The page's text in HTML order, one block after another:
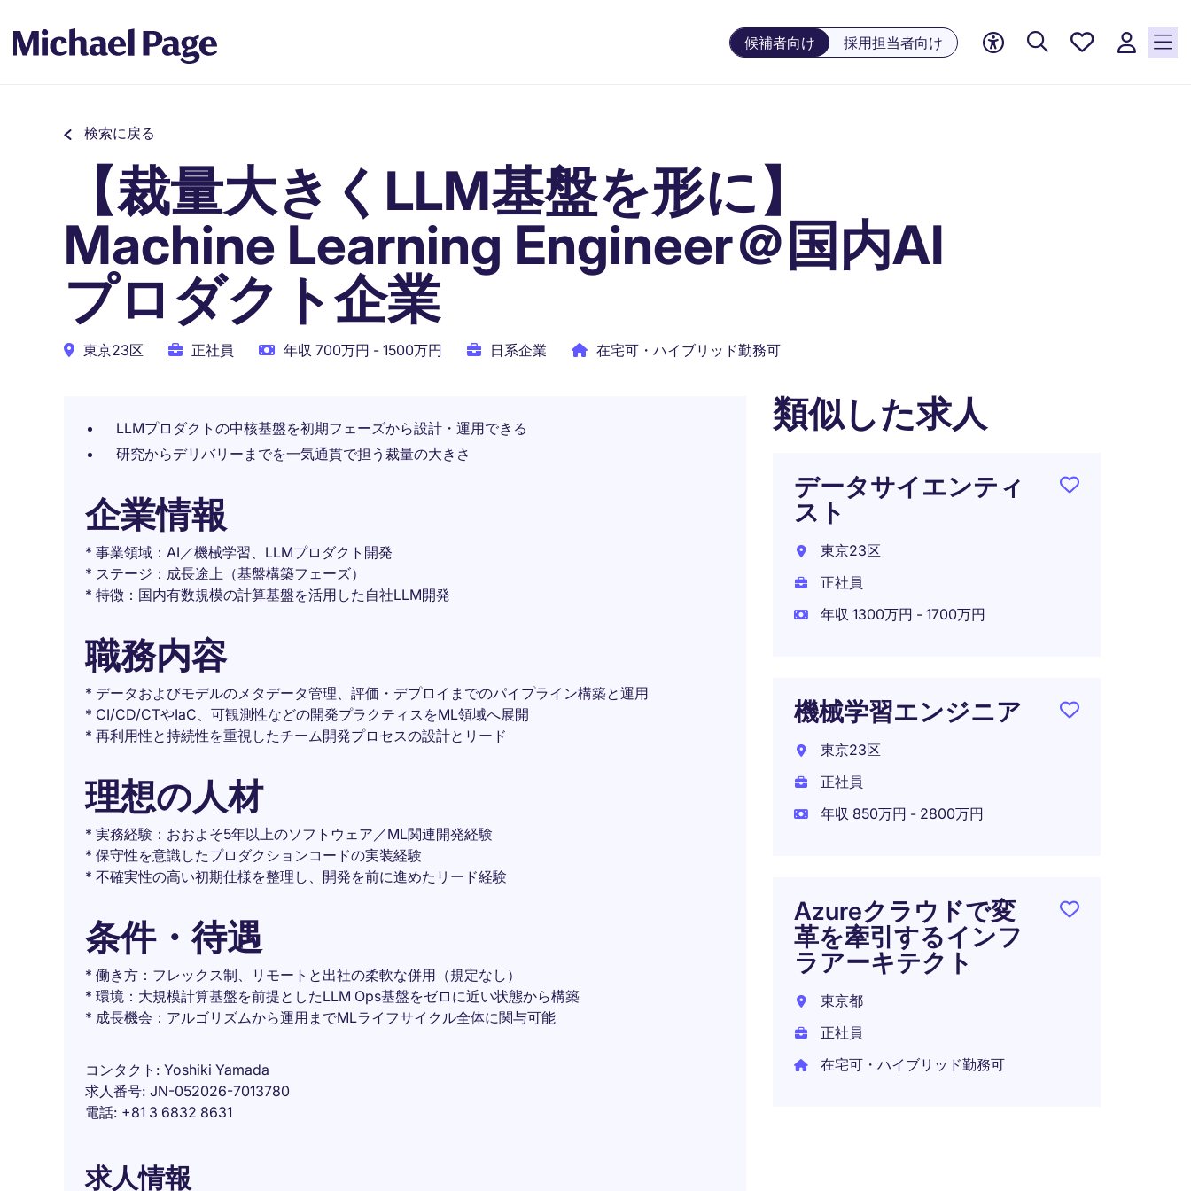
候補者向け 採用担当者向け
お気に
検索に戻る
【裁量大きくLLM基盤を形に】
Machine Learning Engineer＠国内AI
プロダクト企業
東京23区 正社員 年収 700万円 - 1500万円 日系企業 在宅可・ハイブリッド勤務可
LLMプロダクトの中核基盤を初期フェーズから設計・運用できる
研究からデリバリーまでを一気通貫で担う裁量の大きさ
企業情報
* 事業領域：AI／機械学習、LLMプロダクト開発
* ステージ：成長途上（基盤構築フェーズ）
* 特徴：国内有数規模の計算基盤を活用した自社LLM開発
職務内容
* データおよびモデルのメタデータ管理、評価・デプロイまでのパイプライン構築と運用
* CI/CD/CTやIaC、可観測性などの開発プラクティスをML領域へ展開
* 再利用性と持続性を重視したチーム開発プロセスの設計とリード
理想の人材
* 実務経験：おおよそ5年以上のソフトウェア／ML関連開発経験
* 保守性を意識したプロダクションコードの実装経験
* 不確実性の高い初期仕様を整理し、開発を前に進めたリード経験
条件・待遇
* 働き方：フレックス制、リモートと出社の柔軟な併用（規定なし）
* 環境：大規模計算基盤を前提としたLLM Ops基盤をゼロに近い状態から構築
* 成長機会：アルゴリズムから運用までMLライフサイクル全体に関与可能
コンタクト
Yoshiki Yamada
求人番号 JN-052026-7013780
電話 +81 3 6832 8631
求人情報
類似した求人
データサイエンティ
スト
東京23区
正社員
年収 1300万円 - 1700万円
機械学習エンジニア
東京23区
正社員
年収 850万円 - 2800万円
Azureクラウドで変
革を牽引するインフ
ラアーキテクト
東京都
正社員
在宅可・ハイブリッド勤務可